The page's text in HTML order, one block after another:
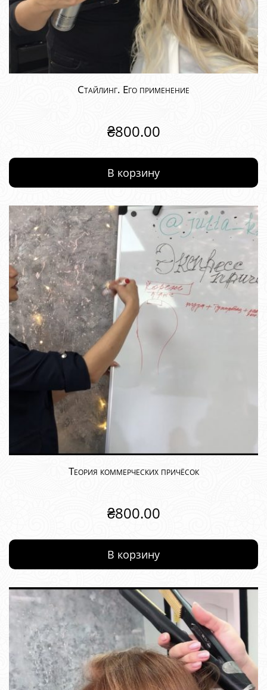
Стайлинг. Его применение
₴800.00
В корзину
Теория коммерческих причёсок
₴800.00
В корзину